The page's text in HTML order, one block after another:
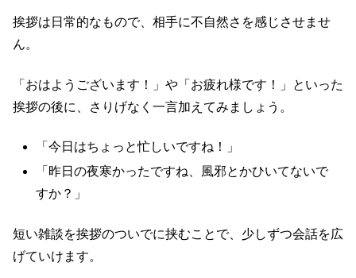
挨拶は日常的なもので、相手に不自然さを感じさせませ
ん。
「おはようございます！」や「お疲れ様です！」といった
挨拶の後に、さりげなく一言加えてみましょう。
「今日はちょっと忙しいですね！」
「昨日の夜寒かったですね、風邪とかひいてないで
すか？」
短い雑談を挨拶のついでに挟むことで、少しずつ会話を広
げていけます。